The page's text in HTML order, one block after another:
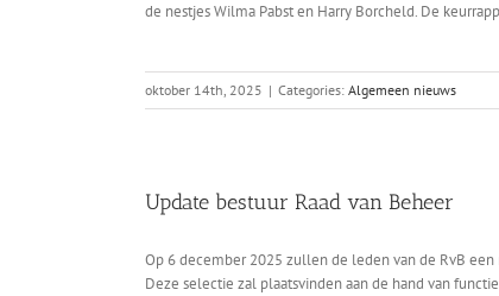
de nestjes Wilma Pabst en Harry Borcheld. De
oktober 14th, 2025 | Categories: Algemeen nieuws
Update bestuur Raad van Beheer
Op 6 december 2025 zullen de leden van de RvB
Deze selectie zal plaatsvinden aan de hand van